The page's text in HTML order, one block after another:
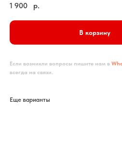
1 900 р.
В корзину
Если возникли вопросы пишите нам в
всегда на связи.
Еще варианты